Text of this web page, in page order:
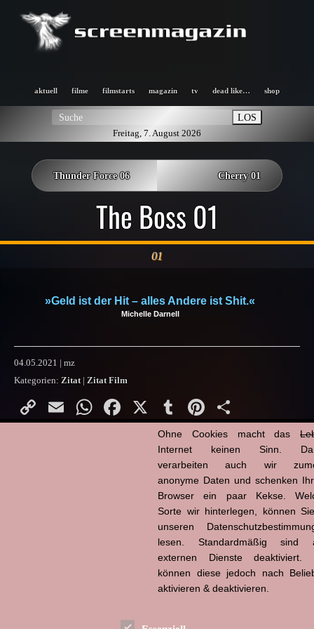
aktuell filme filmstarts magazin tv dead like… shop
LOS
Freitag, 7. August 2026
Thunder Force 06 Cherry 01
The Boss 01
01
»Geld ist der Hit – alles Andere ist Shit.«
Michelle Darnell
04.05.2021 | mz
Kategorien: Zitat| Zitat Film
Copy
Link
EmailWhatsApp
Facebook
X TumblrPinterest
Ohne Cookies macht das
Internet keinen Sinn.
verarbeiten auch wir
anonyme Daten und schenken
Browser ein paar Kekse.
Sorte wir hinterlegen, können
unseren
lesen. Standardmäßig sind
externen Dienste deaktiviert.
können diese jedoch nach
aktivieren & deaktivieren.